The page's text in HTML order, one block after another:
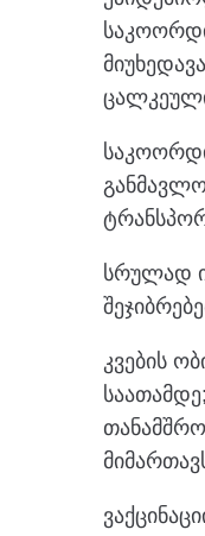
სრულად
კვების